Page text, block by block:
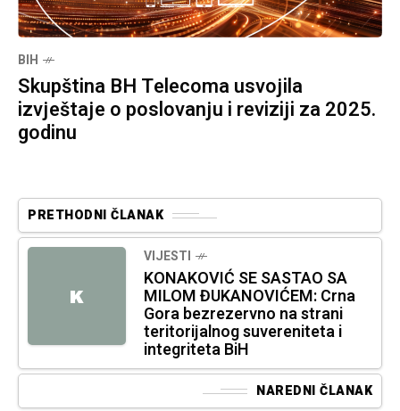
BIH
Skupština BH Telecoma usvojila
izvještaje o poslovanju i reviziji za 2025.
godinu
PRETHODNI ČLANAK
K
VIJESTI
KONAKOVIĆ SE SASTAO SA
MILOM ĐUKANOVIĆEM: Crna
Gora bezrezervno na strani
teritorijalnog suvereniteta i
integriteta BiH
NAREDNI ČLANAK